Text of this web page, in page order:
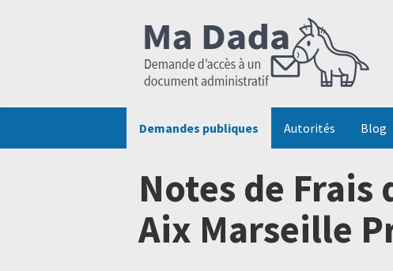
Demandes publiques Autorités Blog
Notes de
Aix Marseille